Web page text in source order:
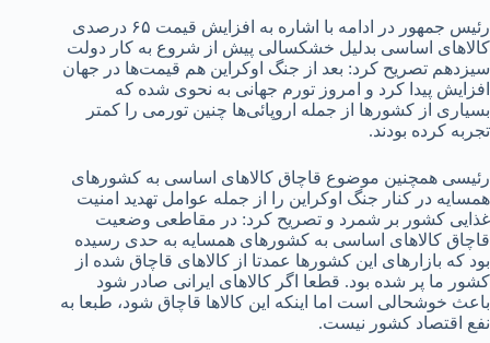
رئیس جمهور در ادامه با اشاره به افزایش قیمت ۶۵ درصدی
کالاهای اساسی بدلیل خشکسالی پیش از شروع به کار دولت
سیزدهم تصریح کرد: بعد از جنگ اوکراین هم قیمت‌ها در جهان
افزایش پیدا کرد و امروز تورم جهانی به نحوی شده که
بسیاری از کشورها از جمله اروپائی‌ها چنین تورمی را کمتر
تجربه کرده بودند.
رئیسی همچنین موضوع قاچاق کالاهای اساسی به کشورهای
همسایه در کنار جنگ اوکراین را از جمله عوامل تهدید امنیت
غذایی کشور بر شمرد و تصریح کرد: در مقاطعی وضعیت
قاچاق کالاهای اساسی به کشورهای همسایه به حدی رسیده
بود که بازارهای این کشورها عمدتا از کالاهای قاچاق شده از
کشور ما پر شده بود. قطعا اگر کالاهای ایرانی صادر شود
باعث خوشحالی است اما اینکه این کالاها قاچاق شود، طبعا به
نفع اقتصاد کشور نیست.